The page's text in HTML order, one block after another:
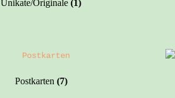
Unikate/Originale(1)
Postkarten (7)